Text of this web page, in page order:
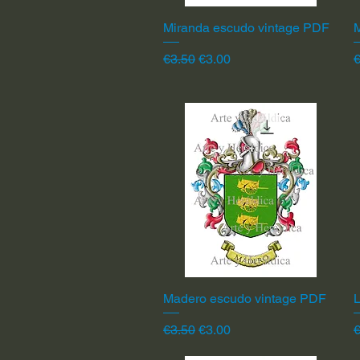
Quick View
Miranda escudo vintage PDF
Regular Price
€3.50 Sale Price
€3.00
Quick View
Madero escudo vintage PDF
Regular Price
€3.50 Sale Price
€3.00